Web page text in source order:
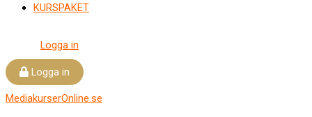
KURSPAKET
Logga in
Logga in
MediakurserOnline.se